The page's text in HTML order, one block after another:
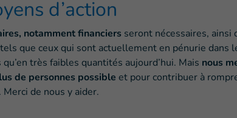
d’action
notamment financiers seront nécessaires, ainsi
que ceux qui sont actuellement en pénurie dans
très faibles quantités aujourd’hui. Mais nous
de personnes possible et pour contribuer à
de nous y aider.